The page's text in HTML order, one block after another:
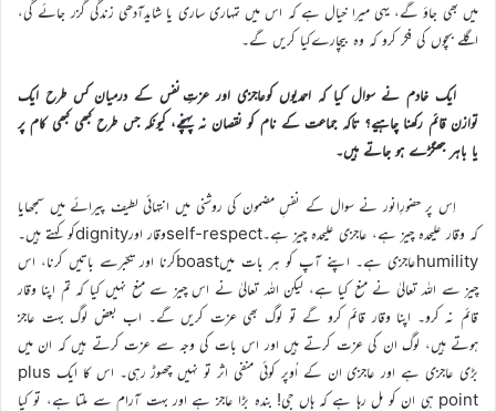
میں بھی جاؤ گے، یہی میرا خیال ہے کہ اس میں تمہاری ساری یا شایدآدھی زندگی گزر جائے گی،
اگلے بچوں کی فکر کرو کہ وہ بیچارےکیا کریں گے۔
ایک خادم نے سوال کیا کہ احمدیوں کوعاجزی اور عزتِ نفس کے درمیان کس طرح ایک
توازن قائم رکھنا چاہیے؟ تاکہ جماعت کے نام کو نقصان نہ پہنچے، کیونکہ جس طرح کبھی کبھی کام پر
یا باہر جھگڑے ہو جاتے ہیں۔
اِس پر حضورِانور نے سوال کے نفسِ مضمون کی روشنی میں انتہائی لطیف پیرائے میں سمجھایا
کہ وقار علیحدہ چیز ہے، عاجزی علیحدہ چیز ہے۔self-respectوقار اورdignityکو کہتے ہیں۔
humilityعاجزی ہے۔ اپنے آپ کو ہر بات میںboastکرنا اور تکبّرسے باتیں کرنا، اس
چیز سے اللہ تعالیٰ نے منع کیا ہے، لیکن اللہ تعالیٰ نے اس چیز سے منع نہیں کیا کہ تم اپنا وقار
قائم نہ کرو۔ اپنا وقار قائم کرو گے تو لوگ بھی عزت کریں گے۔ اب بعض لوگ بہت عاجز
ہوتے ہیں، لوگ ان کی عزت کرتے ہیں اور اس بات کی وجہ سے عزت کرتے ہیں کہ ان میں
بڑی عاجزی ہے اور عاجزی ان کے اُوپر کوئی منفی اثر تو نہیں چھوڑ رہی۔ اس کا ایک plus
point ہی ان کو مل رہا ہے کہ ہاں جی! بندہ بڑا عاجز ہے اور بہت آرام سے ملتا ہے، تو کیا